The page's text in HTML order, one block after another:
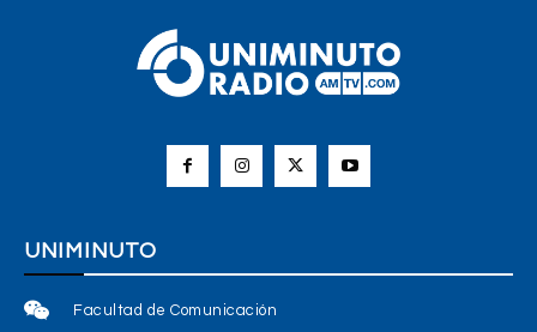
UNIMINUTO
Facultad de Comunicación